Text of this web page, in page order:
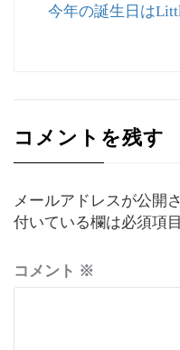
ョ
ン
稿:
次
今年の誕生日は
コメントを残す
メールアドレスが公開
付いている欄は必須項
コメント ※